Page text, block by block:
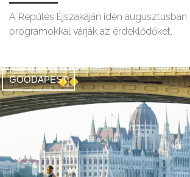
A Repülés Éjszakáján idén
programokkal várják az érdeklődőket.
GOODAPEST